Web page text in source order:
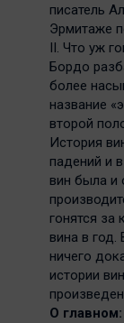
писатель
Эрмитаже
II. Что уж
Бордо
более
название
второй
История
падений и
вин была и
гонятся за
вина в
ничего
истории
О главном: